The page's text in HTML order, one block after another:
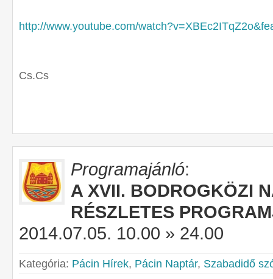
http://www.youtube.com/
Cs.Cs
Programajánló:
A XVII. BODROGKÖZI
RÉSZLETES
2014.07.05. 10.00 » 24.00
Kategória: Pácin Hírek, Pácin Naptár, Szabadidő